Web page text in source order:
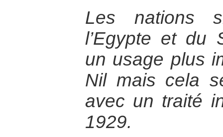
Les nations
l’Egypte et du
un usage plus
Nil mais cela
avec un traité
1929.